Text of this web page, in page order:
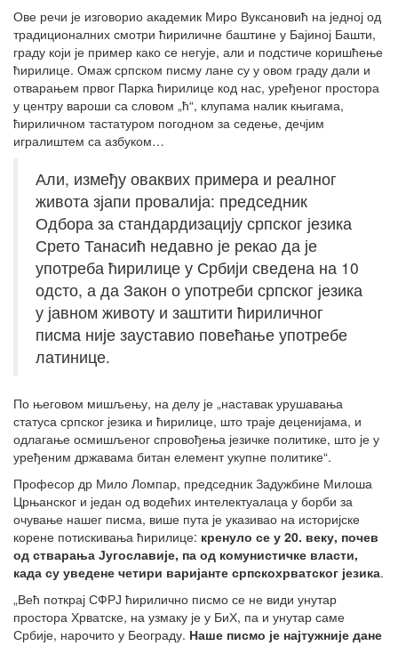
Ове речи је изговорио академик Миро Вуксановић на једној од
традиционалних смотри ћириличне баштине у Бајиној Башти,
граду који је пример како се негује, али и подстиче коришћење
ћирилице. Омаж српском писму лане су у овом граду дали и
отварањем првог Парка ћирилице код нас, уређеног простора
у центру вароши са словом „ћ“, клупама налик књигама,
ћириличном тастатуром погодном за седење, дечјим
игралиштем са азбуком…
Али, између оваквих примера и реалног
живота зјапи провалија: председник
Одбора за стандардизацију српског језика
Срето Танасић недавно је рекао да је
употреба ћирилице у Србији сведена на 10
одсто, а да Закон о употреби српског језика
у јавном животу и заштити ћириличног
писма није зауставио повећање употребе
латинице.
По његовом мишљењу, на делу је „наставак урушавања
статуса српског језика и ћирилице, што траје деценијама, и
одлагање осмишљеног спровођења језичке политике, што је у
уређеним државама битан елемент укупне политике“.
Професор др Мило Ломпар, председник Задужбине Милоша
Црњанског и један од водећих интелектуалаца у борби за
очување нашег писма, више пута је указивао на историјске
корене потискивања ћирилице: кренуло се у 20. веку, почев
од стварања Југославије, па од комунистичке власти,
када су уведене четири варијанте српскохрватског језика.
„Већ поткрај СФРЈ ћирилично писмо се не види унутар
простора Хрватске, на узмаку је у БиХ, па и унутар саме
Србије, нарочито у Београду. Наше писмо је најтужније дане